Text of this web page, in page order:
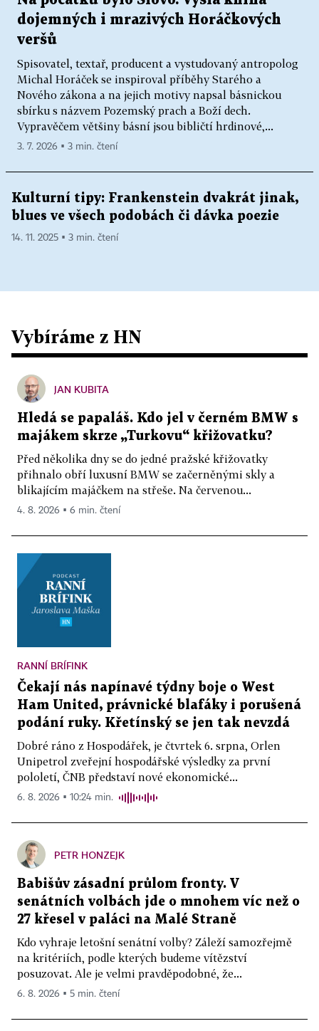
dojemných i mrazivých Horáčkových
veršů
Spisovatel, textař, producent a vystudovaný antropolog
Michal Horáček se inspiroval příběhy Starého a
Nového zákona a na jejich motivy napsal básnickou
sbírku s názvem Pozemský prach a Boží dech.
Vypravěčem většiny básní jsou bibličtí hrdinové,...
3. 7. 2026 ▪ 3 min. čtení
Kulturní tipy: Frankenstein dvakrát jinak,
blues ve všech podobách či dávka poezie
14. 11. 2025 ▪ 3 min. čtení
Vybíráme z HN
JAN KUBITA
Hledá se papaláš. Kdo jel v černém BMW s
majákem skrze „Turkovu“ křižovatku?
Před několika dny se do jedné pražské křižovatky
přihnalo obří luxusní BMW se začerněnými skly a
blikajícím majáčkem na střeše. Na červenou...
4. 8. 2026 ▪ 6 min. čtení
RANNÍ BRÍFINK
Čekají nás napínavé týdny boje o West
Ham United, právnické blafáky i porušená
podání ruky. Křetínský se jen tak nevzdá
Dobré ráno z Hospodářek, je čtvrtek 6. srpna, Orlen
Unipetrol zveřejní hospodářské výsledky za první
pololetí, ČNB představí nové ekonomické...
6. 8. 2026 ▪ 10:24 min.
PETR HONZEJK
Babišův zásadní průlom fronty. V
senátních volbách jde o mnohem víc než o
27 křesel v paláci na Malé Straně
Kdo vyhraje letošní senátní volby? Záleží samozřejmě
na kritériích, podle kterých budeme vítězství
posuzovat. Ale je velmi pravděpodobné, že...
6. 8. 2026 ▪ 5 min. čtení